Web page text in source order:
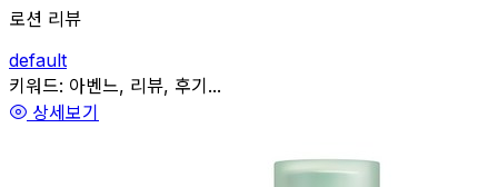
로션 리뷰
default
관련
키워드: 아벤느, 리뷰, 후기...
상세보기